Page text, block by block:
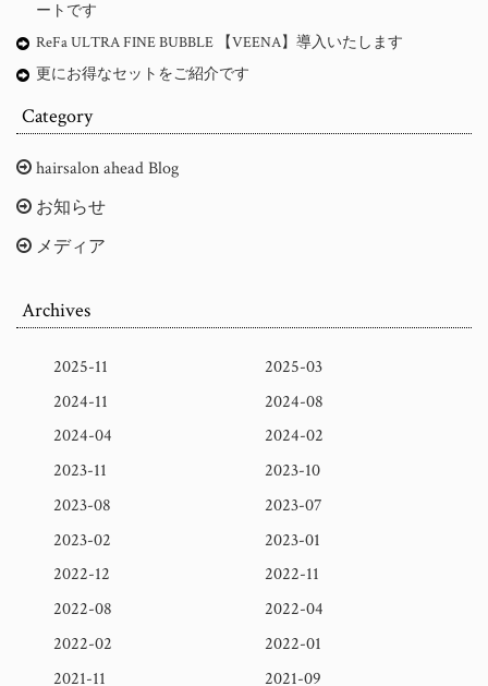
ートです
ReFa ULTRA FINE BUBBLE 【VEENA】導入いたします
更にお得なセットをご紹介です
Category
hairsalon ahead Blog
お知らせ
メディア
Archives
2025-11
2025-03
2024-11
2024-08
2024-04
2024-02
2023-11
2023-10
2023-08
2023-07
2023-02
2023-01
2022-12
2022-11
2022-08
2022-04
2022-02
2022-01
2021-11
2021-09